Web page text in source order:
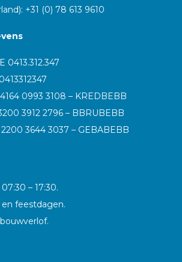
+31 (0) 78 613 9610
0413.312.347
0993 3108 – KREDBEBB
3912 2796 – BBRUBEBB
3644 3037 – GEBABEBB
– 17:30.
feestdagen.